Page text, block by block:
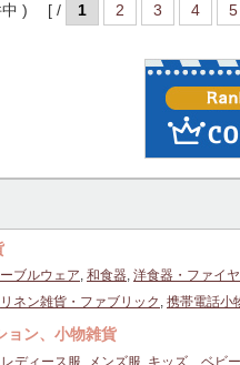
中 ) [ / 1 2 3 4 5
ブルウェア, 和食器, 洋食器・ファイ
リネン雑貨・ファブリック , 携帯電話小
ョン、小物雑貨